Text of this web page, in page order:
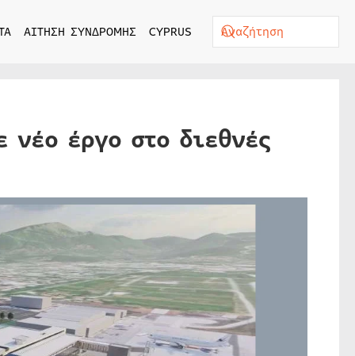
ΑΙΤΗΣΗ ΣΥΝΔΡΟΜΗΣ CYPRUS
νέο έργο στο διεθνές